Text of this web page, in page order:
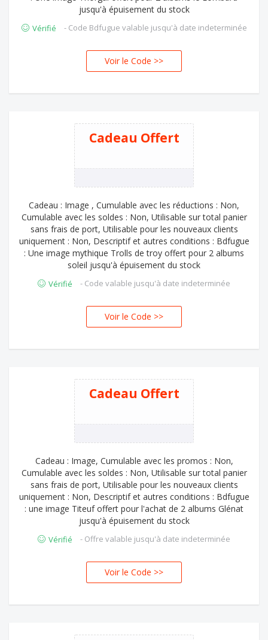
jusqu'à épuisement du stock
Vérifié - Code Bdfugue valable jusqu'à date indeterminée
GAL
Voir le Code >>
Cadeau Offert
Cadeau : Image , Cumulable avec les réductions : Non,
Cumulable avec les soldes : Non, Utilisable sur total panier
sans frais de port, Utilisable pour les nouveaux clients
uniquement : Non, Descriptif et autres conditions : Bdfugue
: Une image mythique Trolls de troy offert pour 2 albums
soleil jusqu'à épuisement du stock
Vérifié - Code valable jusqu'à date indeterminée
LLS
Voir le Code >>
Cadeau Offert
Cadeau : Image, Cumulable avec les promos : Non,
Cumulable avec les soldes : Non, Utilisable sur total panier
sans frais de port, Utilisable pour les nouveaux clients
uniquement : Non, Descriptif et autres conditions : Bdfugue
: une image Titeuf offert pour l'achat de 2 albums Glénat
jusqu'à épuisement du stock
Vérifié - Offre valable jusqu'à date indeterminée
EUF
Voir le Code >>